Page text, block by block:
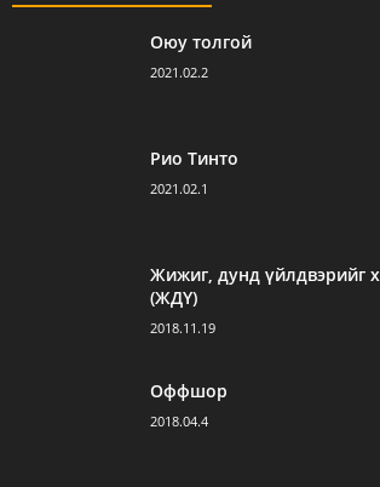
Оюу толгой
2021.02.2
Рио Тинто
2021.02.1
Жижиг, дунд үйлдвэрийг
(ЖДҮ)
2018.11.19
Оффшор
2018.04.4